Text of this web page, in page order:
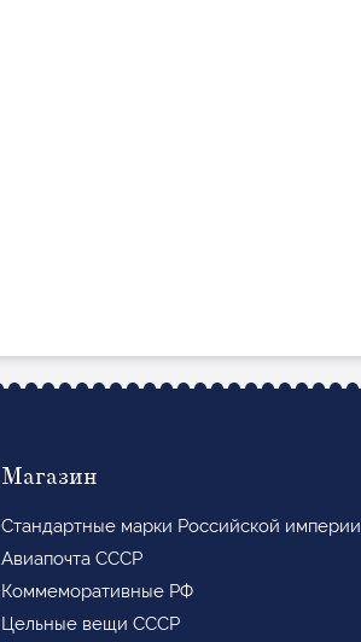
Магазин
Стандартные марки Российской империи
Авиапочта СССР
Коммеморативные РФ
Цельные вещи СССР